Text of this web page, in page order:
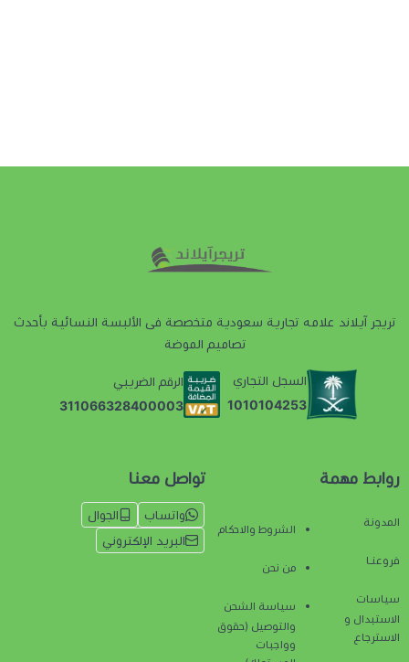
تريجر آيلاند علامه تجارية سعودية متخصصة فى الألبسة النسائية بأحدث
تصاميم الموضة
السجل التجاري
1010104253
الرقم الضريبي
311066328400003
روابط مهمة
المدونة
فروعنـا
سياسات
الاستبدال و
الاسترجاع
الشروط والاحكام
من نحن
سياسة الشحن
والتوصيل (حقوق
وواجبات
تواصل معنا
واتساب
الجوال
البريد الإلكتروني